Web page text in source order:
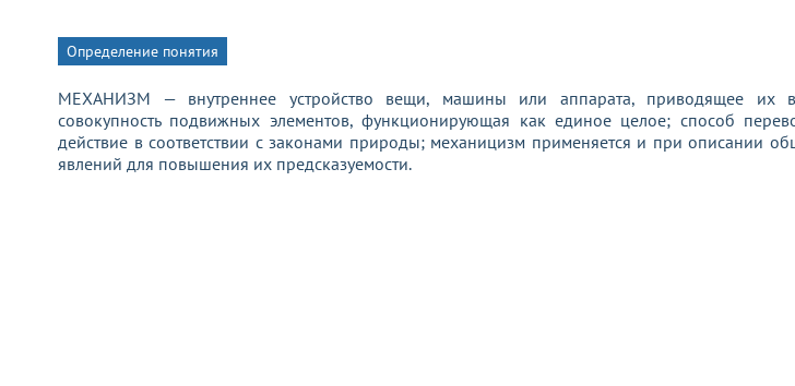
Определение понятия
МЕХАНИЗМ — внутреннее устройство вещи, машины или аппарата, приводящее их в
совокупность подвижных элементов, функционирующая как единое целое; способ
действие в соответствии с законами природы; механицизм применяется и при описании
явлений для повышения их предсказуемости.